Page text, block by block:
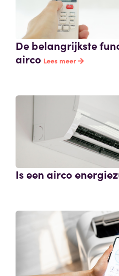
De belangrijkste
airco Lees meer
Is een airco